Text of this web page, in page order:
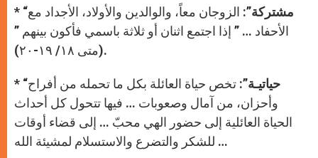
p
g
e
r
o
k
* “مشتركة”: الزوجان معاً، والوالدين والأولاد، الأجداد مع
الأحفاد … ” إذا اجتمع اثنان أو ثلاثة باسمي فأكون بينهم ”
(متى ١٨/ ١٩-٢٠).
* “حياتيـة”: تخص حياة العائلة بكل ما تحمله من أفراح
وأحزان، من آمال وصعوبات … فيها تتحول كل أحداث
الحياة العائلية إلى حضور الهي محبّ … إلى قضاء أوقات
للشكر والتضرع والاستسلام لمشيئة الله …